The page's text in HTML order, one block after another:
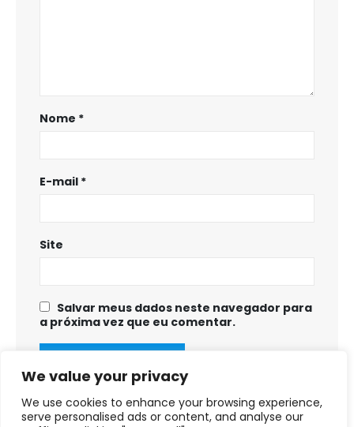
We value your privacy
We use cookies to enhance your browsing experience,
serve personalised ads or content, and analyse our
Nome *
E-mail *
Site
Salvar meus dados neste navegador para
a próxima vez que eu comentar.